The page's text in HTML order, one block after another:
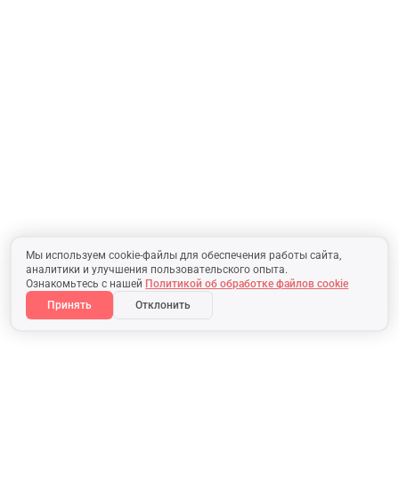
Мы используем cookie-файлы для обеспечения работы сайта,
аналитики и улучшения пользовательского опыта.
Ознакомьтесь с нашей Политикой об обработке файлов cookie
Принять
Отклонить